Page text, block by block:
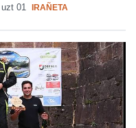
uzt 01 IRAÑETA